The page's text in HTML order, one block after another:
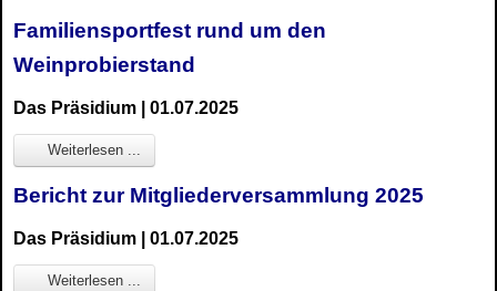
Familiensportfest rund um den
Weinprobierstand
Das Präsidium | 01.07.2025
Weiterlesen ...
Bericht zur Mitgliederversammlung 2025
Das Präsidium | 01.07.2025
Weiterlesen ...